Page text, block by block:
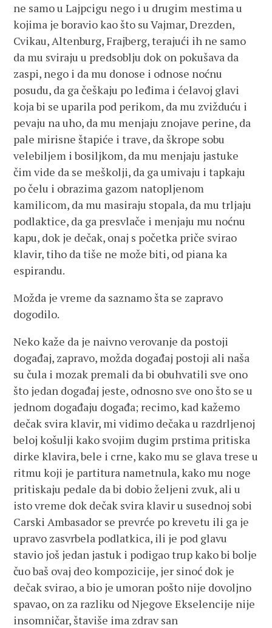
ne samo u Lajpcigu nego i u drugim mestima u
kojima je boravio kao što su Vajmar, Drezden,
Cvikau, Altenburg, Frajberg, terajući ih ne samo
da mu sviraju u predsoblju dok on pokušava da
zaspi, nego i da mu donose i odnose noćnu
posudu, da ga češkaju po leđima i ćelavoj glavi
koja bi se uparila pod perikom, da mu zvižduću i
pevaju na uho, da mu menjaju znojave perine, da
pale mirisne štapiće i trave, da škrope sobu
velebiljem i bosiljkom, da mu menjaju jastuke
čim vide da se meškolji, da ga umivaju i tapkaju
po čelu i obrazima gazom natopljenom
kamilicom, da mu masiraju stopala, da mu trljaju
podlaktice, da ga presvlače i menjaju mu noćnu
kapu, dok je dečak, onaj s početka priče svirao
klavir, tiho da tiše ne može biti, od piana ka
espirandu.
Možda je vreme da saznamo šta se zapravo
dogodilo.
Neko kaže da je naivno verovanje da postoji
događaj, zapravo, možda događaj postoji ali naša
su čula i mozak premali da bi obuhvatili sve ono
što jedan događaj jeste, odnosno sve ono što se u
jednom događaju događa; recimo, kad kažemo
dečak svira klavir, mi vidimo dečaka u razdrljenoj
beloj košulji kako svojim dugim prstima pritiska
dirke klavira, bele i crne, kako mu se glava trese u
ritmu koji je partitura nametnula, kako mu noge
pritiskaju pedale da bi dobio željeni zvuk, ali u
isto vreme dok dečak svira klavir u susednoj sobi
Carski Ambasador se prevrće po krevetu ili ga je
upravo zasvrbela podlatkica, ili je pod glavu
stavio još jedan jastuk i podigao trup kako bi bolje
čuo baš ovaj deo kompozicije, jer sinoć dok je
dečak svirao, a bio je umoran pošto nije dovoljno
spavao, on za razliku od Njegove Ekselencije nije
insomničar, štaviše ima zdrav san